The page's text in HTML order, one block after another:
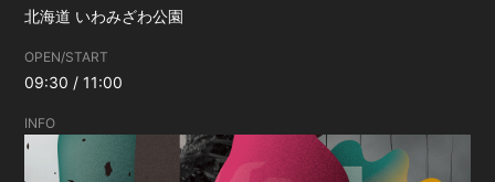
PHOTO
北海道 いわみざわ公園
OPEN/START
09:30 / 11:00
INFO